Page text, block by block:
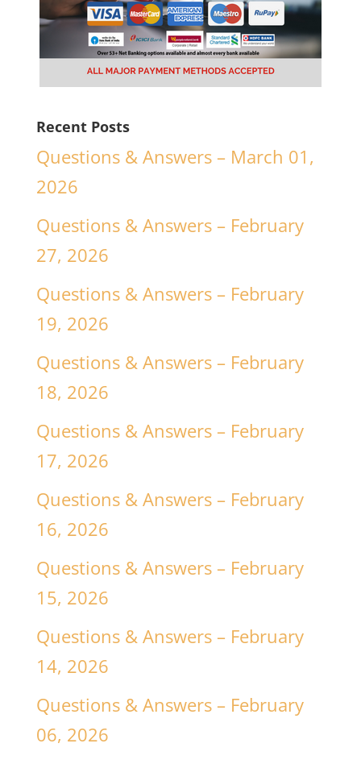
Recent Posts
Questions & Answers – March 01,
2026
Questions & Answers – February
27, 2026
Questions & Answers – February
19, 2026
Questions & Answers – February
18, 2026
Questions & Answers – February
17, 2026
Questions & Answers – February
16, 2026
Questions & Answers – February
15, 2026
Questions & Answers – February
14, 2026
Questions & Answers – February
06, 2026